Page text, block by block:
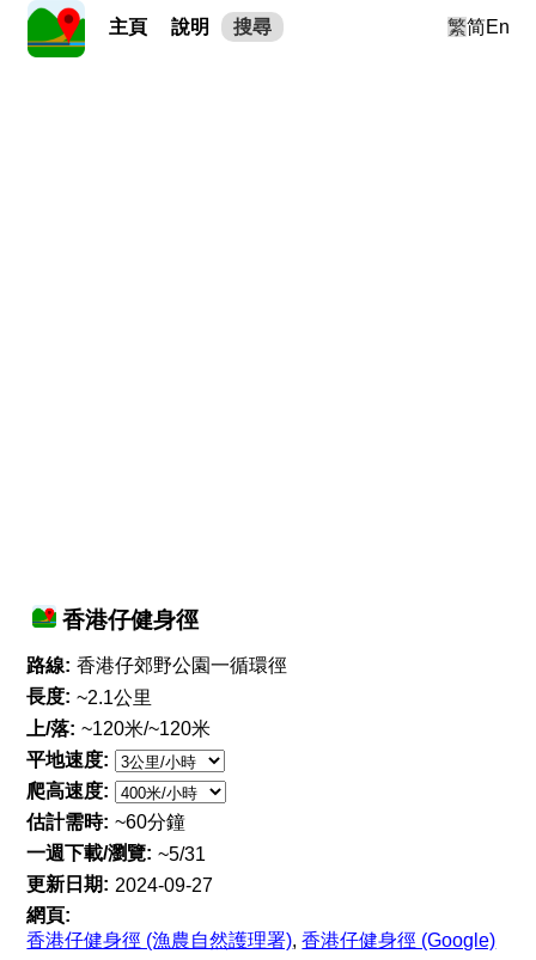
主頁 說明 搜尋 繁简En
香港仔健身徑
路線: 香港仔郊野公園一循環徑
長度: ~2.1公里
上/落: ~120米/~120米
平地速度:
爬高速度:
估計需時: ~60分鐘
一週下載/瀏覽: ~5/31
更新日期: 2024-09-27
網頁:
香港仔健身徑 (漁農自然護理署),香港仔健身徑 (Google)